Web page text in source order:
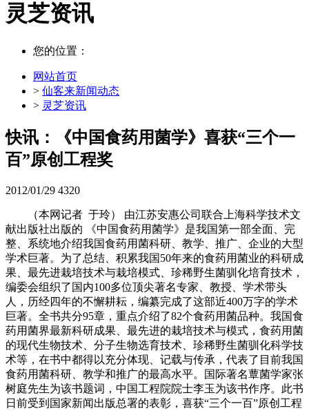
灵芝资讯
您的位置：
网站首页
> 仙客来新闻动态
> 灵芝资讯
快讯：《中国食药用菌学》喜获“三个一
百”原创工程奖
2012/01/29 4320
（本网记者 于玲） 由江苏安惠公司联合上海科学技术文
献出版社出版的 《中国食药用菌学》是我国第一部全面、完
整、系统地介绍我国食药用菌科研、教学、推广、企业的大型
学术巨著。为了总结、积累我国50年来的食药用菌业的科研成
果、最先进栽培技术与栽培模式、珍稀野生菌驯化培育技术，
编委会组织了国内100多位顶尖著名专家、教授、学术带头
人，历经四年的不懈耕耘，编纂完成了这部近400万字的学术
巨著。全书共分95章，重点介绍了82个食药用菌品种。我国食
药用菌界最新科研成果、最先进的栽培技术与模式，食药用菌
的现代生物技术、分子生物选育技术、珍稀野生菌驯化科学技
术等，在书中都得以充分体现、记载与传承，代表了目前我国
食药用菌科研、教学和推广的最高水平。国际著名蕈菌学家张
树庭先生为该书题词，中国工程院院士李玉为该书作序。此书
日前受到国家新闻出版总署的表彰，喜获“三个一百”原创工程